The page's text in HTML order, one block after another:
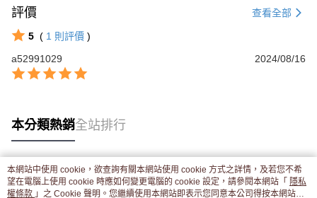
評價 查看全部
5 ( 1 則評價 )
a52991029
2024/08/16
本分類熱銷全站排行
熱門標籤
本網站中使用 cookie，欲查詢有關本網站使用 cookie 方式之詳情，及若您不希
望在電腦上使用 cookie 時應如何變更電腦的 cookie 設定，請參閱本網站「 隱私
權條款 」之 Cookie 聲明。您繼續使用本網站即表示您同意本公司得按本網站使